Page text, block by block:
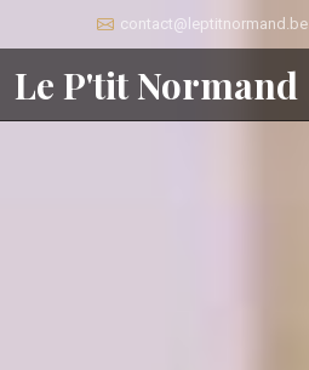
contact@leptitnormand.be
Le P'tit Normand